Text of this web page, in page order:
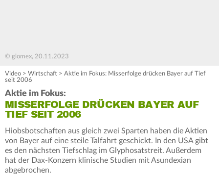
© glomex, 20.11.2023
Video > Wirtschaft > Aktie im Fokus: Misserfolge drücken Bayer auf Tief
seit 2006
Aktie im Fokus:
MISSERFOLGE DRÜCKEN BAYER AUF
TIEF SEIT 2006
Hiobsbotschaften aus gleich zwei Sparten haben die Aktien
von Bayer auf eine steile Talfahrt geschickt. In den USA gibt
es den nächsten Tiefschlag im Glyphosatstreit. Außerdem
hat der Dax-Konzern klinische Studien mit Asundexian
abgebrochen.